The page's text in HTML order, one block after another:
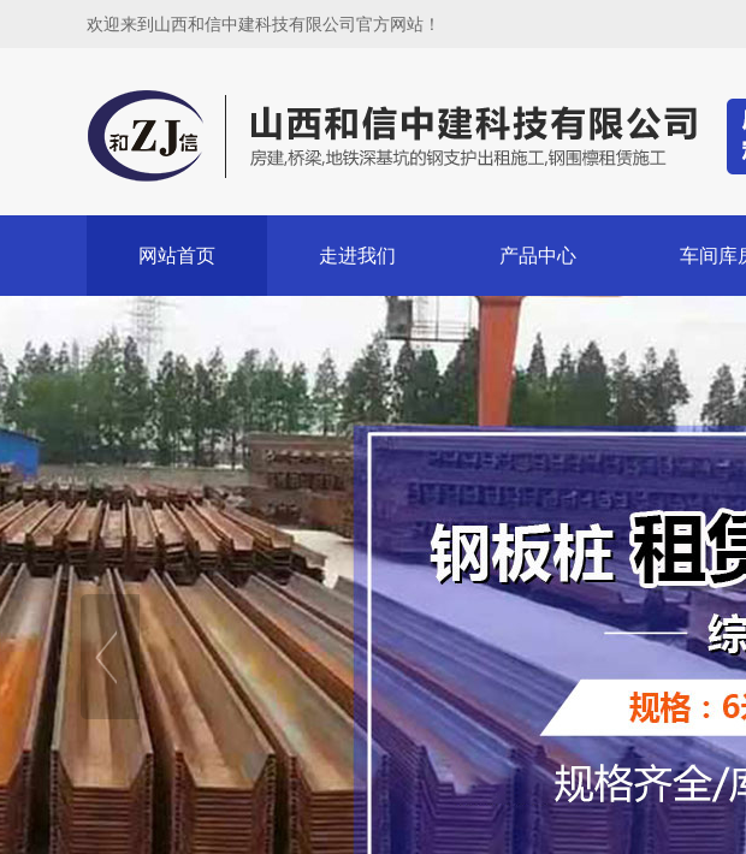
欢迎来到山西和信中建科技有限公司官方网站！
网站首页 走进我们 产品中心 车间库